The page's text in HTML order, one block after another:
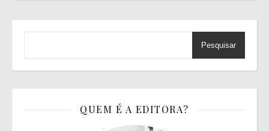
Pesquisar
QUEM É A EDITORA?